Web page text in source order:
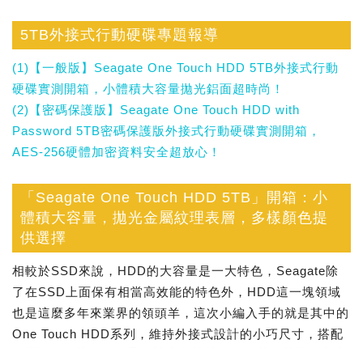
5TB外接式行動硬碟專題報導
(1)【一般版】Seagate One Touch HDD 5TB外接式行動
硬碟實測開箱，小體積大容量拋光鋁面超時尚！
(2)【密碼保護版】Seagate One Touch HDD with
Password 5TB密碼保護版外接式行動硬碟實測開箱，
AES-256硬體加密資料安全超放心！
「Seagate One Touch HDD 5TB」開箱：小
體積大容量，拋光金屬紋理表層，多樣顏色提
供選擇
相較於SSD來說，HDD的大容量是一大特色，Seagate除
了在SSD上面保有相當高效能的特色外，HDD這一塊領域
也是這麼多年來業界的領頭羊，這次小編入手的就是其中的
One Touch HDD系列，維持外接式設計的小巧尺寸，搭配